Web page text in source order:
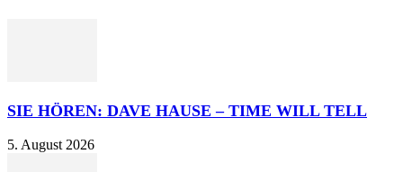
SIE HÖREN: DAVE HAUSE – TIME WILL TELL
5. August 2026